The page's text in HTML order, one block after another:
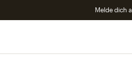
Melde dich